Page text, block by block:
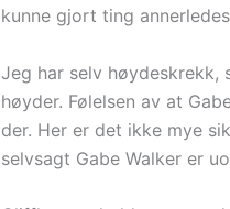
kunne gjort ting
Jeg har selv
høyder. Følelsen av at
der. Her er det ikke mye
selvsagt Gabe Walker er